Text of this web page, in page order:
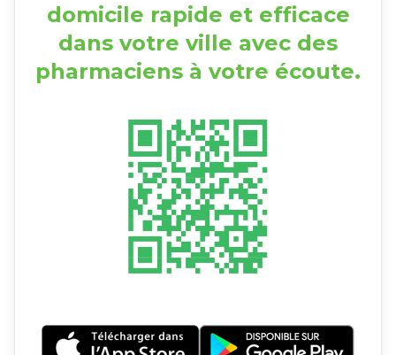
domicile rapide et efficace
dans votre ville avec des
pharmaciens à votre écoute.